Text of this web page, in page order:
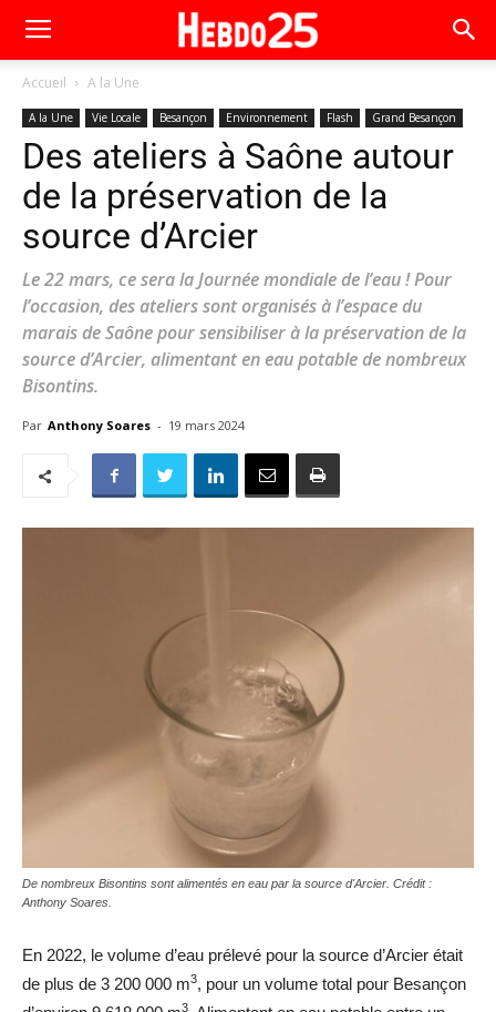
Accueil A la Une
A la Une Vie Locale Besançon Environnement Flash Grand Besançon
Des ateliers à Saône autour
de la préservation de la
source d’Arcier
Le 22 mars, ce sera la Journée mondiale de l’eau ! Pour
l’occasion, des ateliers sont organisés à l’espace du
marais de Saône pour sensibiliser à la préservation de la
source d’Arcier, alimentant en eau potable de nombreux
Bisontins.
Par Anthony Soares - 19 mars 2024
De nombreux Bisontins sont alimentés en eau par la source d'Arcier. Crédit :
Anthony Soares.
En 2022, le volume d’eau prélevé pour la source d’Arcier était
de plus de 3 200 000 m3, pour un volume total pour Besançon
3